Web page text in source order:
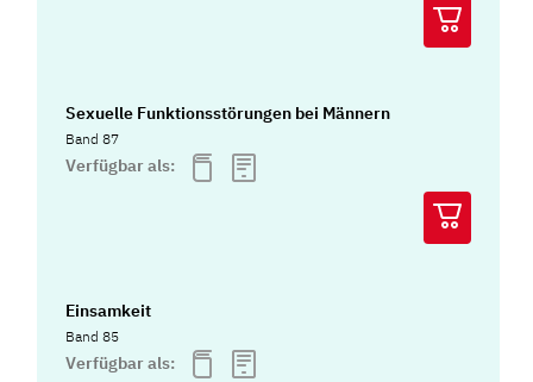
Sexuelle Funktionsstörungen bei Männern
Band 87
Verfügbar als:
Einsamkeit
Band 85
Verfügbar als: